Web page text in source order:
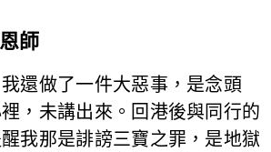
師
還做了一件大惡事，是念頭
，未講出來。回港後與同行的
我那是誹謗三寶之罪，是地獄